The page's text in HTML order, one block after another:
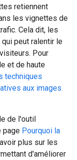
retiennent
les vignettes de
Cela dit, les
peut ralentir le
Pour
et de haute
techniques
aux images
de l'outil
page Pourquoi la
plus sur les
d'améliorer